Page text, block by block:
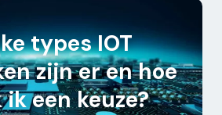
types IOT
zijn er en hoe
ik een keuze?